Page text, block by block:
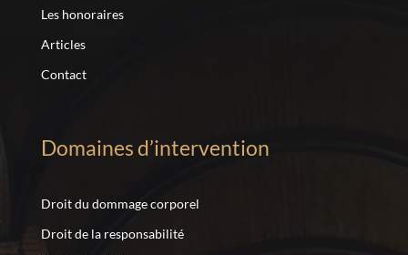
Les honoraires
Articles
Contact
Domaines d’intervention
Droit du dommage corporel
Droit de la responsabilité